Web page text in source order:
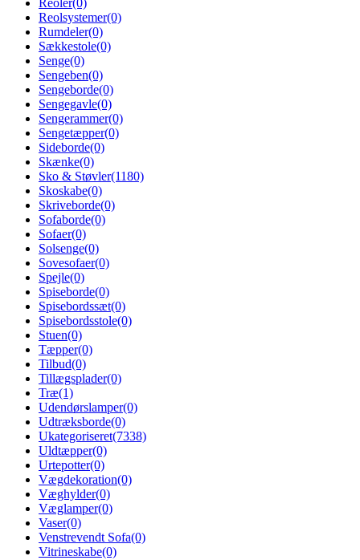
Reoler(0)
Reolsystemer(0)
Rumdeler(0)
Sækkestole(0)
Senge(0)
Sengeben(0)
Sengeborde(0)
Sengegavle(0)
Sengerammer(0)
Sengetæpper(0)
Sideborde(0)
Skænke(0)
Sko & Støvler(1180)
Skoskabe(0)
Skriveborde(0)
Sofaborde(0)
Sofaer(0)
Solsenge(0)
Sovesofaer(0)
Spejle(0)
Spiseborde(0)
Spisebordssæt(0)
Spisebordsstole(0)
Stuen(0)
Tæpper(0)
Tilbud(0)
Tillægsplader(0)
Træ(1)
Udendørslamper(0)
Udtræksborde(0)
Ukategoriseret(7338)
Uldtæpper(0)
Urtepotter(0)
Vægdekoration(0)
Væghylder(0)
Væglamper(0)
Vaser(0)
Venstrevendt Sofa(0)
Vitrineskabe(0)